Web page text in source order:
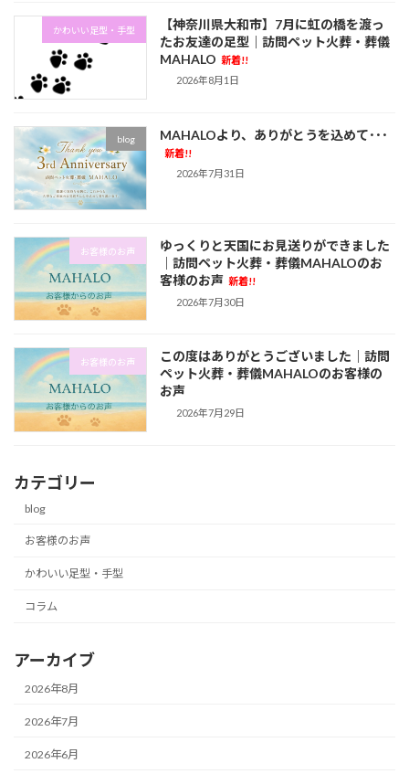
かわいい足型・手型
【神奈川県大和市】7月に虹の橋を渡っ
たお友達の足型｜訪問ペット火葬・葬儀
MAHALO 新着!!
2026年8月1日
blog MAHALOより、ありがとうを込めて･･･
新着!!
2026年7月31日
お客様のお声
ゆっくりと天国にお見送りができました
｜訪問ペット火葬・葬儀MAHALOのお
客様のお声 新着!!
2026年7月30日
お客様のお声
この度はありがとうございました｜訪問
ペット火葬・葬儀MAHALOのお客様の
お声
2026年7月29日
カテゴリー
blog
お客様のお声
かわいい足型・手型
コラム
アーカイブ
2026年8月
2026年7月
2026年6月